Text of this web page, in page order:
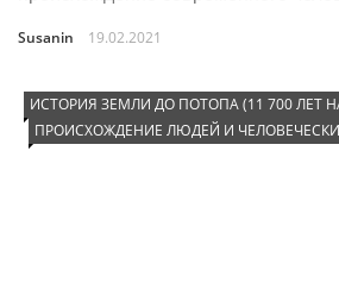
Susanin 19.02.2021
ИСТОРИЯ ЗЕМЛИ ДО ПОТОПА (11 700 ЛЕТ
ПРОИСХОЖДЕНИЕ ЛЮДЕЙ И